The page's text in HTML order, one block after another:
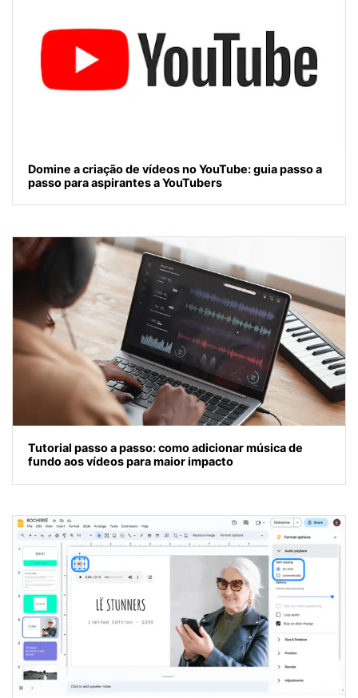
Domine a criação de vídeos no YouTube: guia passo a
passo para aspirantes a YouTubers
Tutorial passo a passo: como adicionar música de
fundo aos vídeos para maior impacto